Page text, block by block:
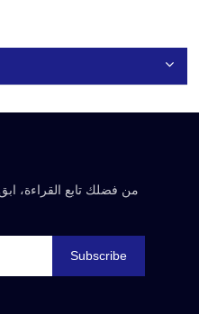
من فضلك تابع القراءة،
Subscribe